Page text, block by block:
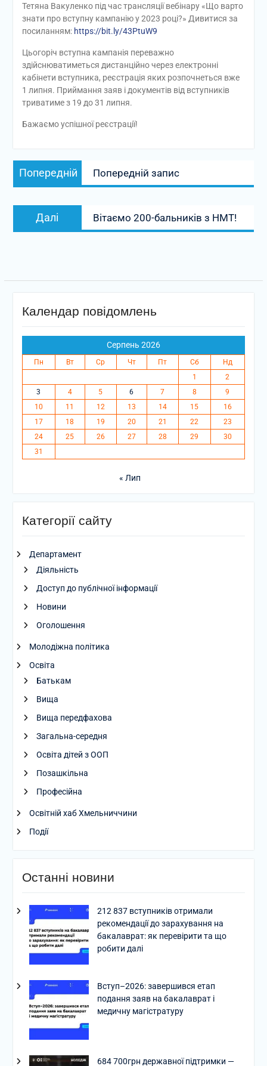
Тетяна Вакуленко під час трансляції вебінару «Що варто
знати про вступну кампанію у 2023 році?» Дивитися за
посиланням: https://bit.ly/43PtuW9
Цьогоріч вступна кампанія переважно
здійснюватиметься дистанційно через електронні
кабінети вступника, реєстрація яких розпочнеться вже
1 липня. Приймання заяв і документів від вступників
триватиме з 19 до 31 липня.
Бажаємо успішної реєстрації!
Навігація
записів
Попередній
Попередній
запис:
Попередній запис
Далі
Наступний
запис:
Вітаємо 200-бальників з НМТ!
Календар повідомлень
Серпень 2026
Пн Вт Ср Чт Пт Сб
Нд
1
2
3
4 5 6 7 8
9
10
11 12 13 14 15
16
17
18 19 20 21 22
23
24
25 26 27 28 29
30
31
« Лип
Категорії сайту
Департамент
Діяльність
Доступ до публічної інформації
Новини
Оголошення
Молодіжна політика
Освіта
Батькам
Вища
Вища передфахова
Загальна-середня
Освіта дітей з ООП
Позашкільна
Професійна
Освітній хаб Хмельниччини
Події
Останні новини
212 837 вступників отримали
рекомендації до зарахування на
бакалаврат: як перевірити та що
робити далі
Вступ–2026: завершився етап
подання заяв на бакалаврат і
медичну магістратуру
684 700грн державної підтримки —